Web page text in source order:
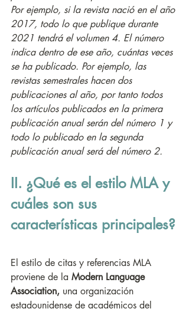
Por ejemplo, si la revista nació en el año
2017, todo lo que publique durante
2021 tendrá el volumen 4. El número
indica dentro de ese año, cuántas veces
se ha publicado. Por ejemplo, las
revistas semestrales hacen dos
publicaciones al año, por tanto todos
los artículos publicados en la primera
publicación anual serán del número 1 y
todo lo publicado en la segunda
publicación anual será del número 2.
II. ¿Qué es el estilo MLA y
cuáles son sus
características principales?
El estilo de citas y referencias MLA
proviene de la Modern Language
Association, una organización
estadounidense de académicos del